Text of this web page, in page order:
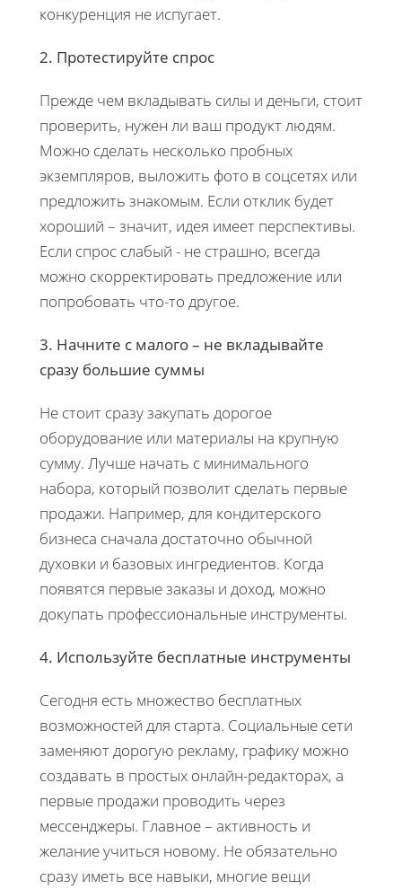
конкуренция не испугает.
2. Протестируйте спрос
Прежде чем вкладывать силы и деньги, стоит
проверить, нужен ли ваш продукт людям.
Можно сделать несколько пробных
экземпляров, выложить фото в соцсетях или
предложить знакомым. Если отклик будет
хороший – значит, идея имеет перспективы.
Если спрос слабый - не страшно, всегда
можно скорректировать предложение или
попробовать что-то другое.
3. Начните с малого – не вкладывайте
сразу большие суммы
Не стоит сразу закупать дорогое
оборудование или материалы на крупную
сумму. Лучше начать с минимального
набора, который позволит сделать первые
продажи. Например, для кондитерского
бизнеса сначала достаточно обычной
духовки и базовых ингредиентов. Когда
появятся первые заказы и доход, можно
докупать профессиональные инструменты.
4. Используйте бесплатные инструменты
Сегодня есть множество бесплатных
возможностей для старта. Социальные сети
заменяют дорогую рекламу, графику можно
создавать в простых онлайн-редакторах, а
первые продажи проводить через
мессенджеры. Главное – активность и
желание учиться новому. Не обязательно
сразу иметь все навыки, многие вещи